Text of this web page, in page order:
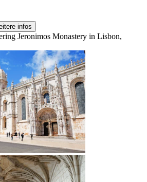
infos
Jeronimos Monastery in Lisbon,